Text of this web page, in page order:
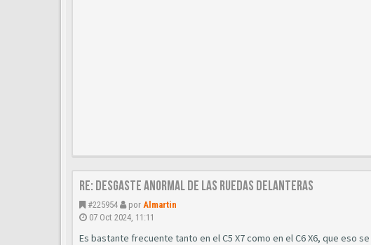
Re: Desgaste anormal de las ruedas delanteras
#225954 por Almartin
07 Oct 2024, 11:11
Es bastante frecuente tanto en el C5 X7 como en el C6 X6, que eso